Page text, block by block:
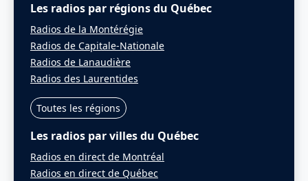
Les radios par régions du Québec
Radios de la Montérégie
Radios de Capitale-Nationale
Radios de Lanaudière
Radios des Laurentides
Toutes les régions
Les radios par villes du Québec
Radios en direct de Montréal
Radios en direct de Québec